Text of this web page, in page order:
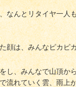
なんとリタイヤ一
顔は、みんなピカピ
し、みんなで山頂か
流れていく雲、雨